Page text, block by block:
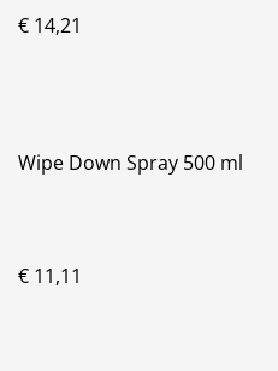
€ 14,21
Wipe Down Spray 500 ml
€ 11,11